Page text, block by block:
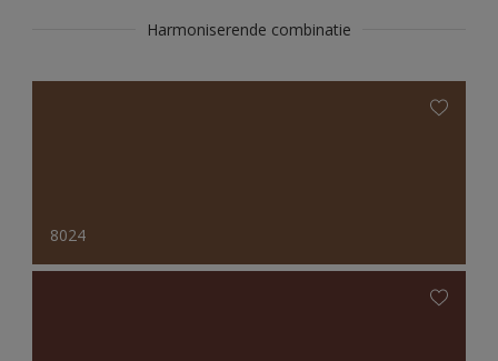
Harmoniserende combinatie
8024